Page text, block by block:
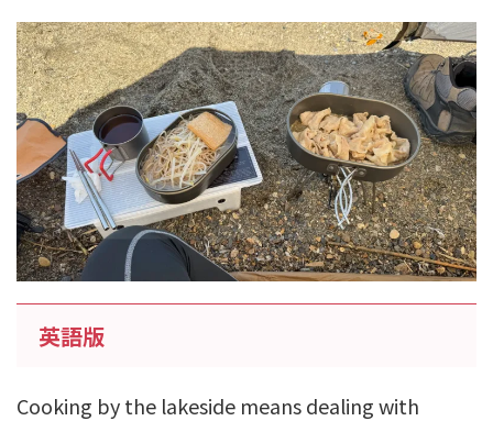
英語版
Cooking by the lakeside means dealing with